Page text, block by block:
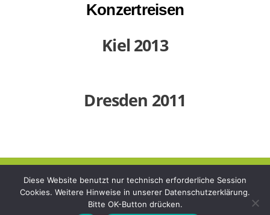
Konzertreisen
Kiel 2013
Dresden 2011
Back
To
© Chor Provokal e.V.2026
Diese Website benutzt nur technisch erforderliche Session
Cookies. Weitere Hinweise in unserer Datenschutzerklärung.
Bitte OK-Button drücken.